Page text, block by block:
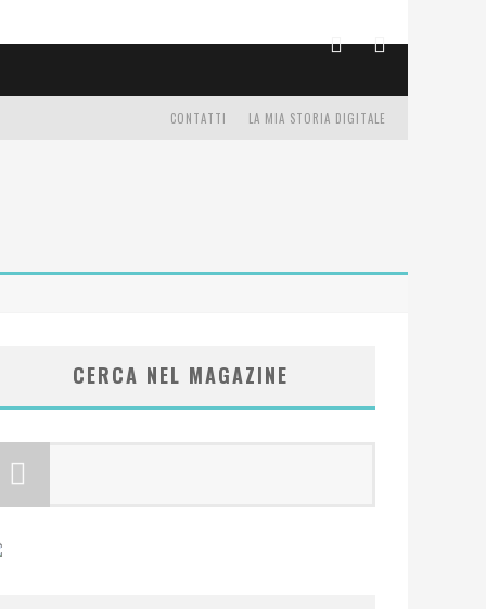
LA MIA STORIA DIGITALE
CONTATTI
CERCA NEL MAGAZINE